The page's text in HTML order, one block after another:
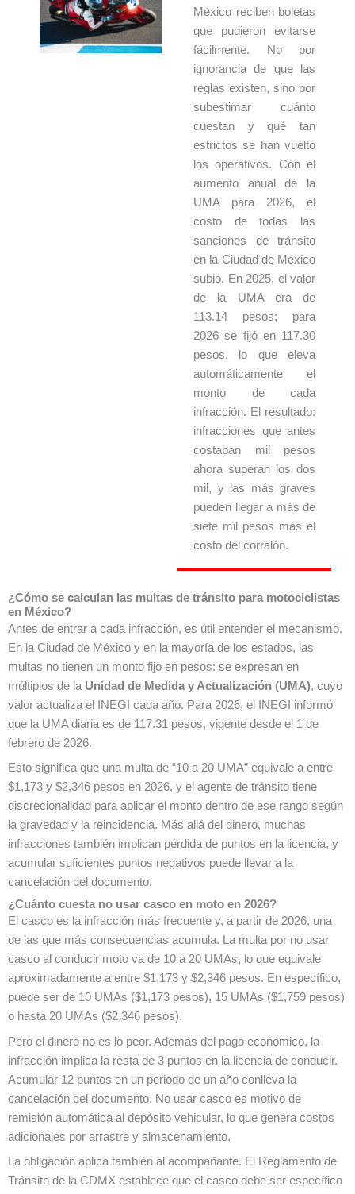
México reciben boletas
que pudieron evitarse
fácilmente. No por
ignorancia de que las
reglas existen, sino por
subestimar cuánto
cuestan y qué tan
estrictos se han vuelto
los operativos. Con el
aumento anual de la
UMA para 2026, el
costo de todas las
sanciones de tránsito
en la Ciudad de México
subió. En 2025, el valor
de la UMA era de
113.14 pesos; para
2026 se fijó en 117.30
pesos, lo que eleva
automáticamente el
monto de cada
infracción. El resultado:
infracciones que antes
costaban mil pesos
ahora superan los dos
mil, y las más graves
pueden llegar a más de
siete mil pesos más el
costo del corralón.
¿Cómo se calculan las multas de tránsito para motociclistas
en México?
Antes de entrar a cada infracción, es útil entender el mecanismo.
En la Ciudad de México y en la mayoría de los estados, las
multas no tienen un monto fijo en pesos: se expresan en
múltiplos de la Unidad de Medida y Actualización (UMA), cuyo
valor actualiza el INEGI cada año. Para 2026, el INEGI informó
que la UMA diaria es de 117.31 pesos, vigente desde el 1 de
febrero de 2026.
Esto significa que una multa de “10 a 20 UMA” equivale a entre
$1,173 y $2,346 pesos en 2026, y el agente de tránsito tiene
discrecionalidad para aplicar el monto dentro de ese rango según
la gravedad y la reincidencia. Más allá del dinero, muchas
infracciones también implican pérdida de puntos en la licencia, y
acumular suficientes puntos negativos puede llevar a la
cancelación del documento.
¿Cuánto cuesta no usar casco en moto en 2026?
El casco es la infracción más frecuente y, a partir de 2026, una
de las que más consecuencias acumula. La multa por no usar
casco al conducir moto va de 10 a 20 UMAs, lo que equivale
aproximadamente a entre $1,173 y $2,346 pesos. En específico,
puede ser de 10 UMAs ($1,173 pesos), 15 UMAs ($1,759 pesos)
o hasta 20 UMAs ($2,346 pesos).
Pero el dinero no es lo peor. Además del pago económico, la
infracción implica la resta de 3 puntos en la licencia de conducir.
Acumular 12 puntos en un periodo de un año conlleva la
cancelación del documento. No usar casco es motivo de
remisión automática al depósito vehicular, lo que genera costos
adicionales por arrastre y almacenamiento.
La obligación aplica también al acompañante. El Reglamento de
Tránsito de la CDMX establece que el casco debe ser específico